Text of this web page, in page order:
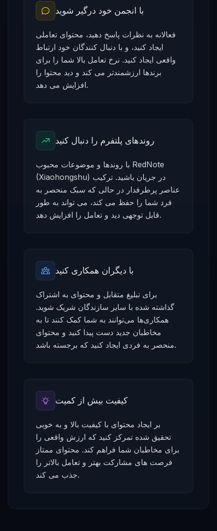
با انجمن خود درگیر شوید
فعالانه به نظرات پاسخ دهید، محتوای تعاملی
ایجاد کنید، و با دنبال کنندگان خود ارتباط
واقعی ایجاد کنید. نرخ تعامل بالا شما را برای
برندها ارزشمندتر می کند و دید محتوا را
افزایش می دهد.
روندهای پلتفرم را دنبال کنید
با روندها و موضوعات محبوب RedNote
(Xiaohongshu) در جریان باشید. ترکیب
عناصر پرطرفدار در حالی که سبک منحصر به
فرد شما را حفظ می کند، می تواند به طور
قابل توجهی دید و تعامل را افزایش دهد.
با دیگران همکاری کنید
برای تبلیغ متقابل و محتوای به اشتراک
گذاشته شده با سایر سازندگان شریک شوید.
همکاری‌ها می‌توانند به شما کمک کنند تا به
مخاطبان جدید دست پیدا کنید و محتوای
منحصر به فردی ایجاد کنید که برجسته باشد.
کیفیت بیش از کمیت
بر ایجاد محتوای با کیفیت بالا و به خوبی
تحقیق شده تمرکز کنید که ارزش واقعی را
برای مخاطبان شما فراهم کند. محتوای ممتاز
فرصت های مشارکت بهتر و تعامل بالاتر را
جذب می کند.